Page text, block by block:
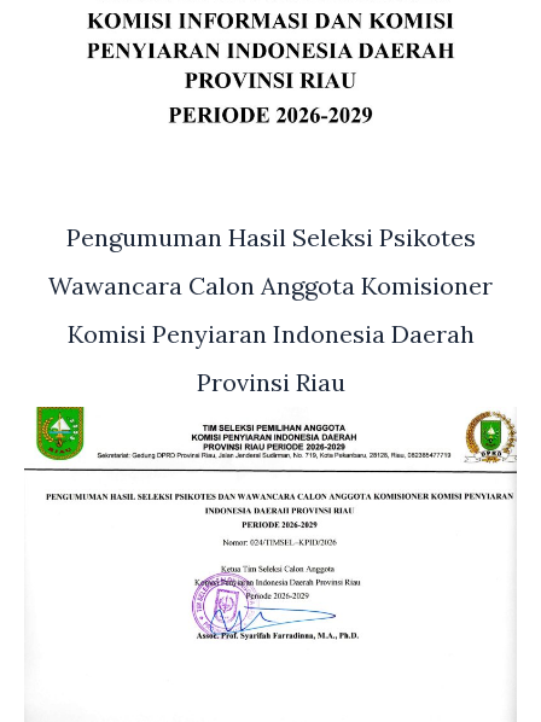
Pengumuman Hasil Seleksi Psikotes
Wawancara Calon Anggota Komisioner
Komisi Penyiaran Indonesia Daerah
Provinsi Riau